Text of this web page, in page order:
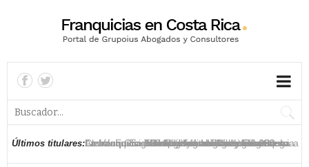
Últimos titulares:La franquicia asiática Ximi Vogue llega a Costa
American Eagle inaugura su segunda franquicia
La franquicia The Children’s Place inaugura su
Las franquicias han generado hasta 30.000
La franquicia TGI Friday’s se relanza en Costa
Chuck E Cheese’s planea abrir tres locales
La franquicia estadounidense Nikky abre su
La franquicia 100 Montaditos se estrena en
La franquicia de moda infantil Baby Fresh llega a
La franquicia Lizarrán llega a Costa Rica